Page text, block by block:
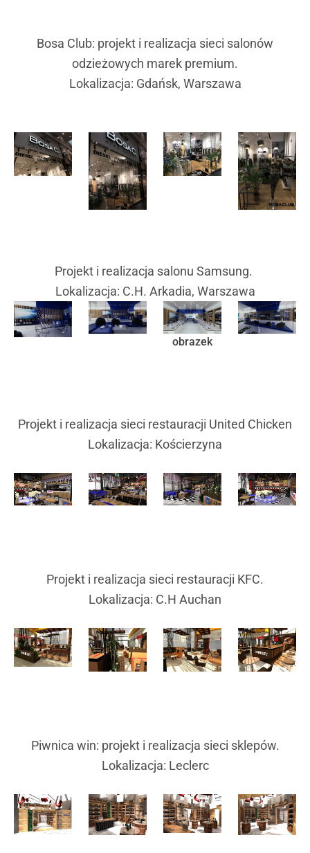
Bosa Club: projekt i realizacja sieci salonów
odzieżowych marek premium.
Lokalizacja: Gdańsk, Warszawa
Projekt i realizacja salonu Samsung.
Lokalizacja: C.H. Arkadia, Warszawa
obrazek
Projekt i realizacja sieci restauracji United Chicken
Lokalizacja: Kościerzyna
Projekt i realizacja sieci restauracji KFC.
Lokalizacja: C.H Auchan
Piwnica win: projekt i realizacja sieci sklepów.
Lokalizacja: Leclerc